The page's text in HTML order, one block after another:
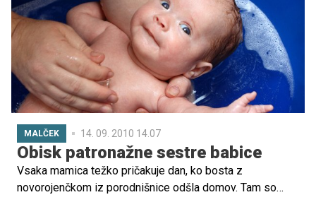
MALČEK 14. 09. 2010 14.07
Obisk patronažne sestre babice
Vsaka mamica težko pričakuje dan, ko bosta z
novorojenčkom iz porodnišnice odšla domov. Tam so